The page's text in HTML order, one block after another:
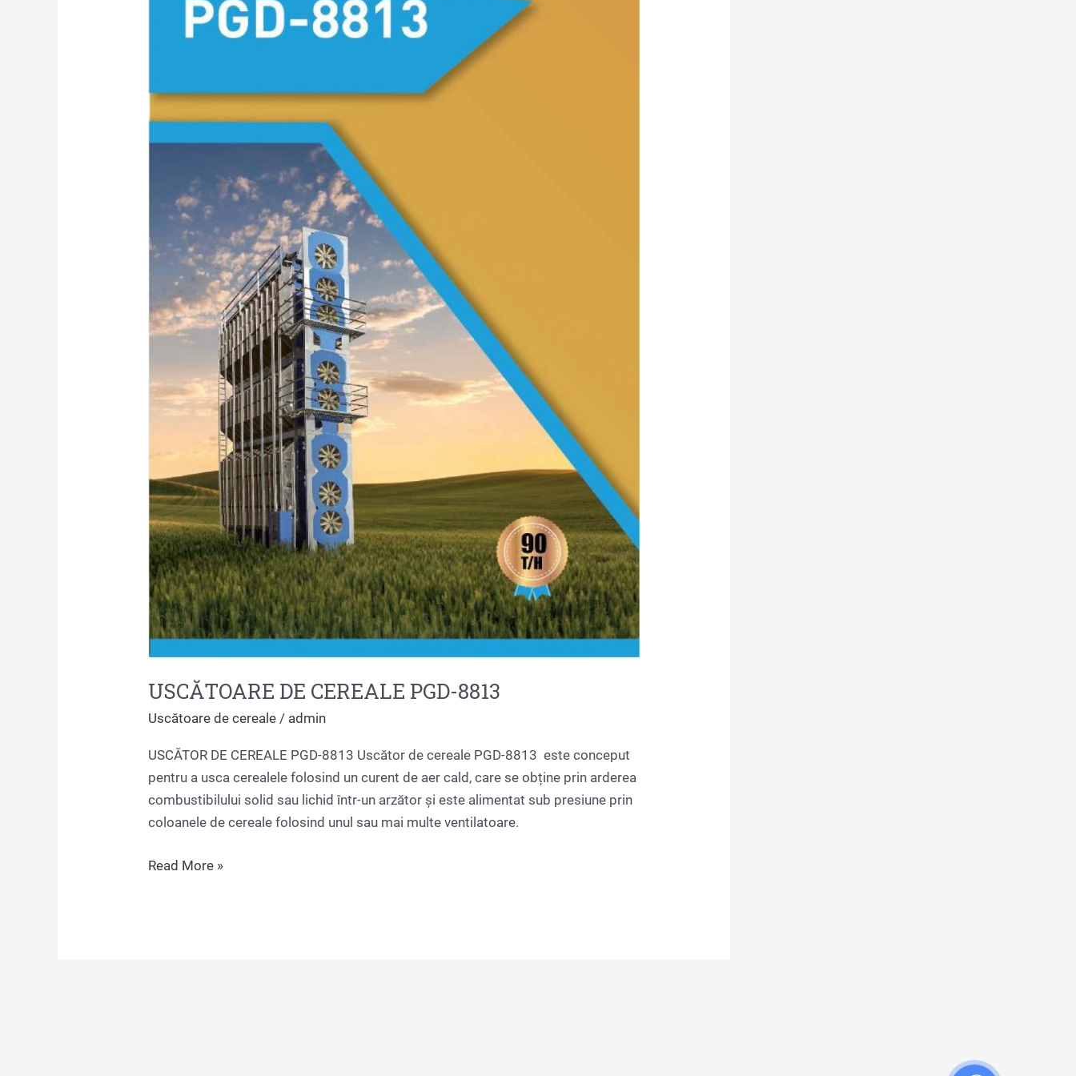
USCĂTOARE DE CEREALE PGD-8813
Uscătoare de cereale / admin
USCĂTOR DE CEREALE PGD-8813 Uscător de cereale PGD-8813 este conceput
pentru a usca cerealele folosind un curent de aer cald, care se obține prin arderea
combustibilului solid sau lichid într-un arzător și este alimentat sub presiune prin
coloanele de cereale folosind unul sau mai multe ventilatoare.
CEREALE
Read More »